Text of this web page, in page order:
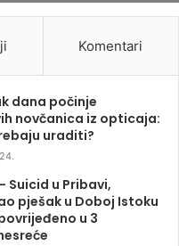
Komentari
dana počinje
novčanica iz opticaja:
uraditi?
Suicid u Pribavi,
pješak u Doboj Istoku
u 3